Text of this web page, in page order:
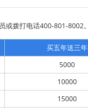
或拨打电话400-801-8002。
买五年送三年
5000
10000
15000